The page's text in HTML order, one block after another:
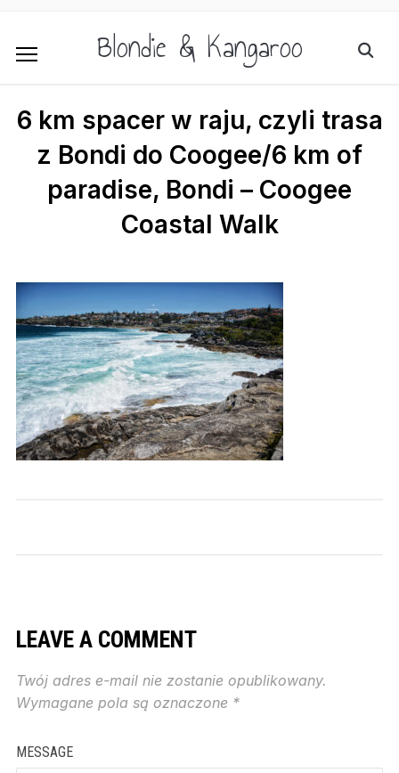
Blondie & Kangaroo
6 km spacer w raju, czyli trasa
z Bondi do Coogee/6 km of
paradise, Bondi – Coogee
Coastal Walk
LEAVE A COMMENT
Twój adres e-mail nie zostanie opublikowany.
Wymagane pola są oznaczone *
MESSAGE